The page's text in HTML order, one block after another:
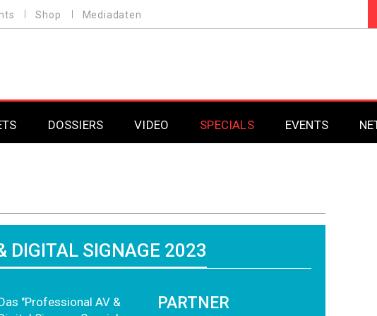
Shop Mediadaten
DOSSIERS
DAB+
VIDEO SPECIALS
Professional AV & Digital
Professional AV & Digital
EVENTS
DIGITAL SIGNAGE 2023
"Professional AV &
PARTNER